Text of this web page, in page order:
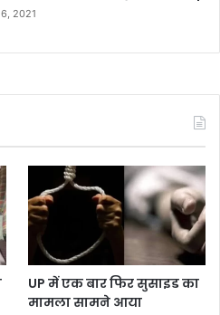
2021
UP में एक बार फिर सुसाइड का
मामला सामने आया